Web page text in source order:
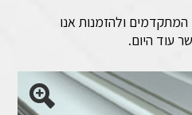
המתקדמים ולהזמנות אנו
עוד היום.